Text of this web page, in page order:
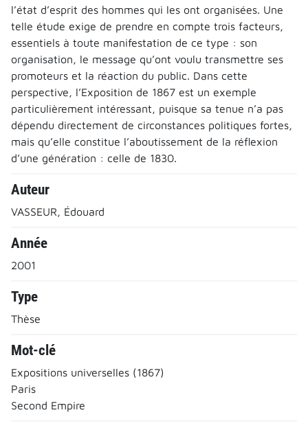
l’état d’esprit des hommes qui les ont organisées. Une
telle étude exige de prendre en compte trois facteurs,
essentiels à toute manifestation de ce type : son
organisation, le message qu’ont voulu transmettre ses
promoteurs et la réaction du public. Dans cette
perspective, l’Exposition de 1867 est un exemple
particulièrement intéressant, puisque sa tenue n’a pas
dépendu directement de circonstances politiques fortes,
mais qu’elle constitue l’aboutissement de la réflexion
d’une génération : celle de 1830.
Auteur
VASSEUR, Édouard
Année
2001
Type
Thèse
Mot-clé
Expositions universelles (1867)
Paris
Second Empire